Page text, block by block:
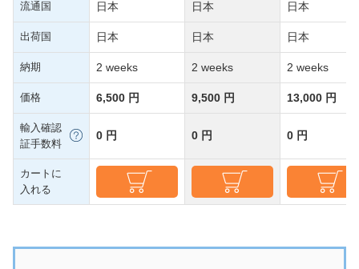
流通国 日本 日本 日本
出荷国 日本 日本 日本
納期 2 weeks 2 weeks 2 weeks
価格 6,500 円 9,500 円 13,000 円
輸入確認
証手数料
0 円 0 円 0 円
カートに
入れる